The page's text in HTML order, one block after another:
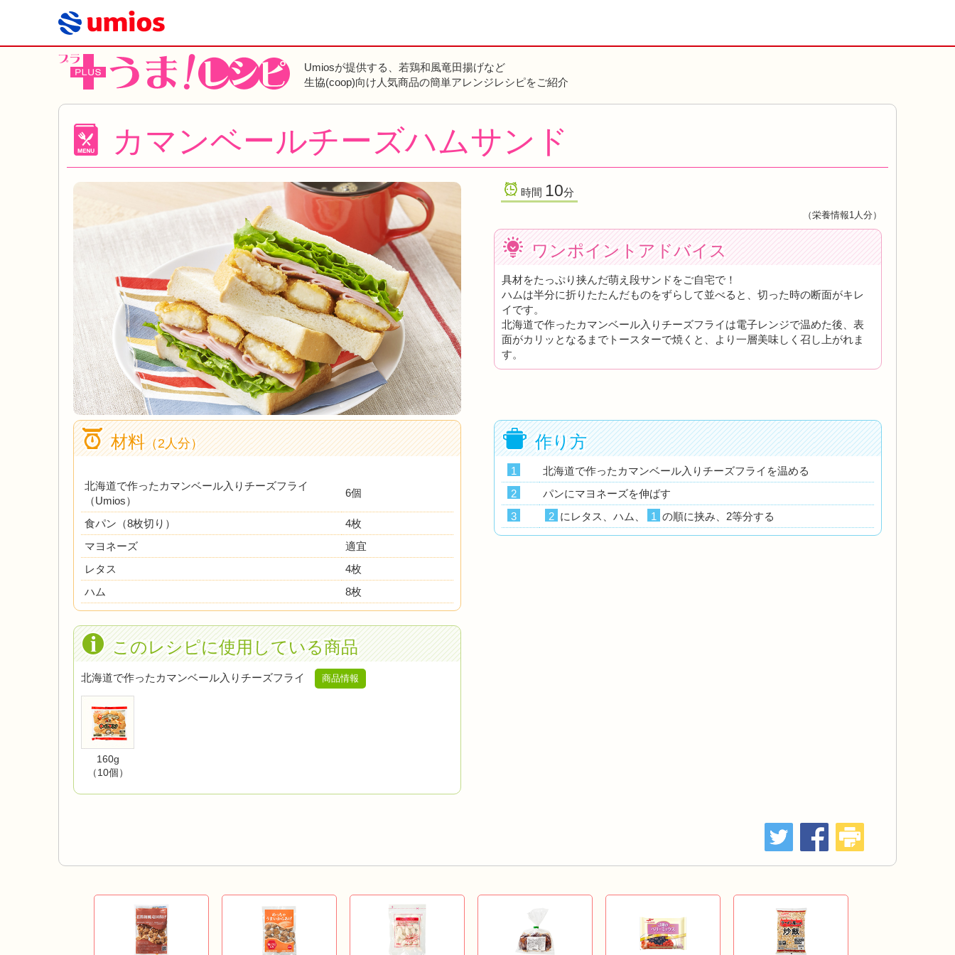
Umiosが提供する、若鶏和風竜田揚げなど
生協(coop)向け人気商品の簡単アレンジレシピをご紹介
カマンベールチーズハムサンド
時間 10分
（栄養情報1人分）
ワンポイントアドバイス
具材をたっぷり挟んだ萌え段サンドをご自宅で！
ハムは半分に折りたたんだものをずらして並べると、切った時の断面がキレ
イです。
北海道で作ったカマンベール入りチーズフライは電子レンジで温めた後、表
面がカリッとなるまでトースターで焼くと、より一層美味しく召し上がれま
す。
材料（2人分）
北海道で作ったカマンベール入りチーズフライ
（Umios）
6個
食パン（8枚切り）
4枚
マヨネーズ
適宜
レタス
4枚
ハム
8枚
このレシピに使用している商品
北海道で作ったカマンベール入りチーズフライ 商品情報
160g
（10個）
作り方
1
北海道で作ったカマンベール入りチーズフライを温める
2
パンにマヨネーズを伸ばす
3
2 にレタス、ハム、 1 の順に挟み、2等分する